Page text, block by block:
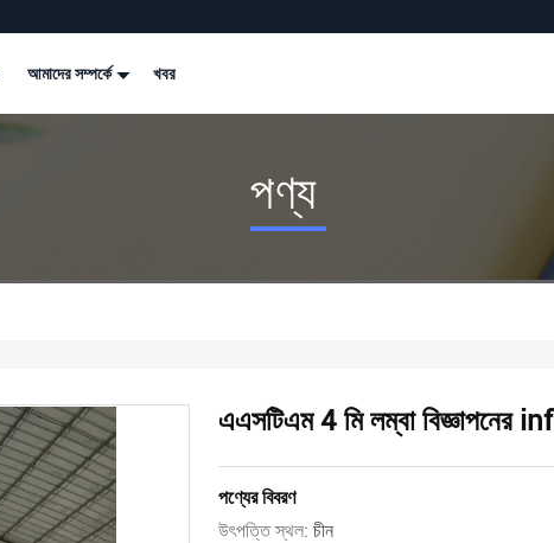
আমাদের সম্পর্কে খবর
পণ্য
এএসটিএম 4 মি লম্বা
পণ্যের বিবরণ
উৎপত্তি স্থল: চীন